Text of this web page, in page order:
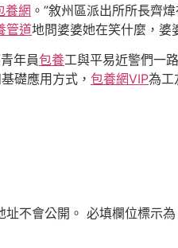
養網 。”敘州區派出所所長齊
管道地問婆婆她在笑什麼，婆
年員包養工與平易近警們一
礎應用方式， 包養網VIP為工
不會公開。 必填欄位標示為